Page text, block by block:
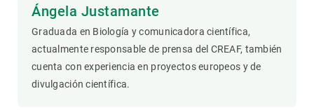
Ángela Justamante
Graduada en Biología y comunicadora científica,
actualmente responsable de prensa del CREAF, también
cuenta con experiencia en proyectos europeos y de
divulgación científica.